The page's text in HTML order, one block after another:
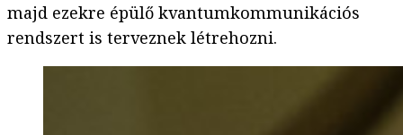
majd ezekre épülő kvantumkommunikációs
rendszert is terveznek létrehozni.